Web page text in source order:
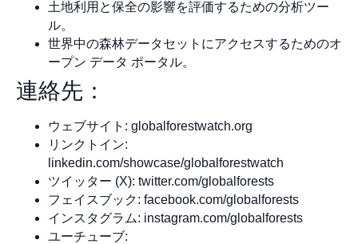
土地利用と保全の影響を評価するための分析ツー
ル。
世界中の森林データセットにアクセスするためのオ
ープン データ ポータル。
連絡先：
ウェブサイト: globalforestwatch.org
リンクトイン:
linkedin.com/showcase/globalforestwatch
ツイッター (X): twitter.com/globalforests
フェイスブック: facebook.com/globalforests
インスタグラム: instagram.com/globalforests
ユーチューブ: